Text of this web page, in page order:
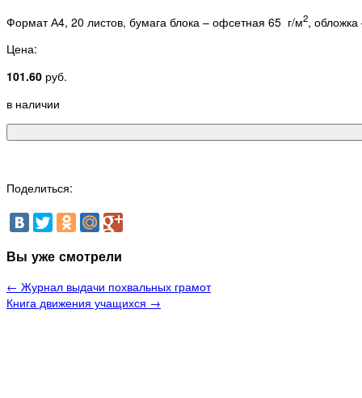
Формат А4, 20 листов, бумага блока – офсетная 65 г/м2,
Цена:
101.60 руб.
в наличии
Поделиться:
Вы уже смотрели
← Журнал выдачи похвальных грамот
Книга движения учащихся →